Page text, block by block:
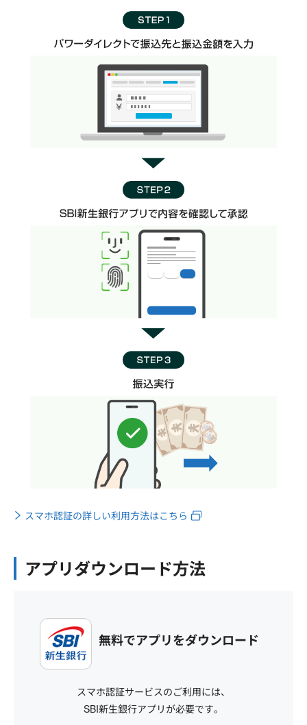
スマホ認証の詳しい利用方法はこちら
アプリダウンロード方法
無料でアプリをダウンロード
スマホ認証サービスのご利用には、
SBI新生銀行アプリが必要です。